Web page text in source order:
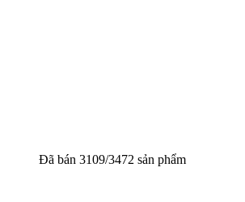
Đã bán 3109/3472 sản phẩm